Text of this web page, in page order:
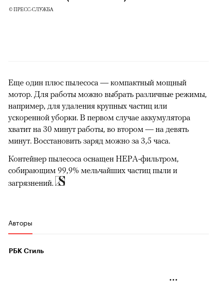
© ПРЕСС-СЛУЖБА
Еще один плюс пылесоса — компактный мощный
мотор. Для работы можно выбрать различные режимы,
например, для удаления крупных частиц или
ускоренной уборки. В первом случае аккумулятора
хватит на 30 минут работы, во втором — на девять
минут. Восстановить заряд можно за 3,5 часа.
Контейнер пылесоса оснащен НЕРА-фильтром,
собирающим 99,9% мельчайших частиц пыли и
загрязнений.
Авторы
РБК Стиль